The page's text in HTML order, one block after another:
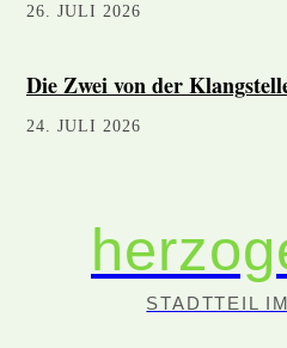
26. JULI 2026
Die Zwei von der
24. JULI 2026
STADTTEIL